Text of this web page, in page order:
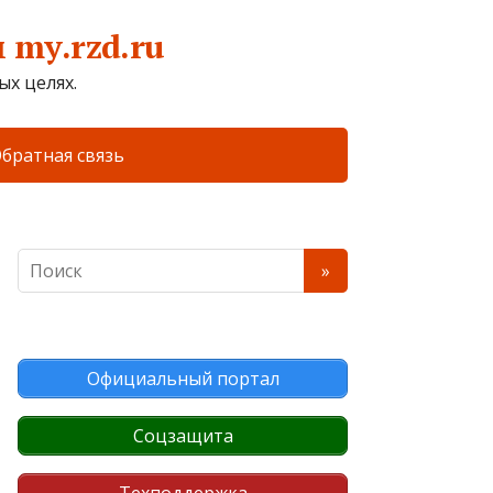
целях.
связь
Официальный портал
Соцзащита